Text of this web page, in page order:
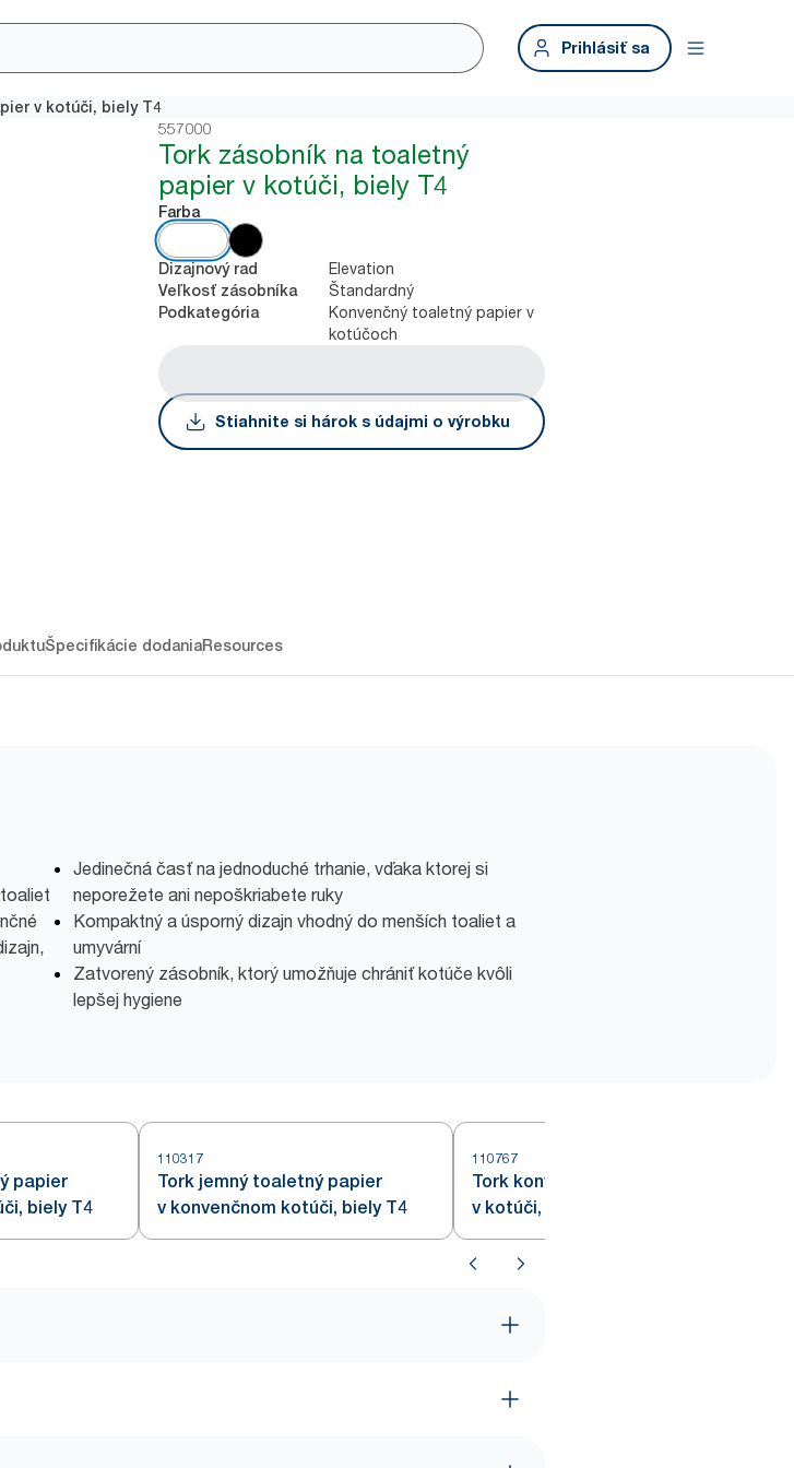
Prihlásiť sa
v kotúči, biely T4
557000
Tork zásobník na toaletný
papier v kotúči, biely T4
Farba
Dizajnový rad Elevation
Veľkosť zásobníka Štandardný
Podkategória
Konvenčný toaletný papier v
kotúčoch
Stiahnite si hárok s údajmi o výrobku
Špecifikácie dodaniaResources
Jedinečná časť na jednoduché trhanie, vďaka ktorej si
neporežete ani nepoškriabete ruky
Kompaktný a úsporný dizajn vhodný do menších toaliet a
umyvární
Zatvorený zásobník, ktorý umožňuje chrániť kotúče kvôli
lepšej hygiene
papier
biely T4
110317
Tork jemný toaletný papier
v konvenčnom kotúči, biely T4
110767
Tork konvenčný toaletný papier
v kotúči, biely T4